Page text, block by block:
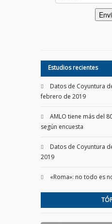
Estudios recientes
Datos de Coyuntura
febrero de 2019
AMLO tiene más del
según encuesta
Datos de Coyuntura
2019
«Roma»: no todo es